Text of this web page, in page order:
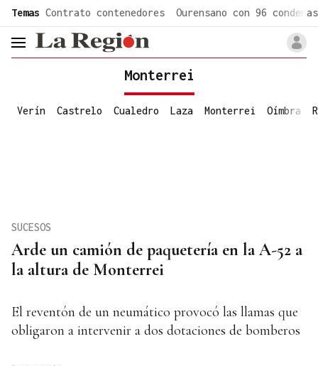
Temas Contrato contenedores Ourensano con 96 condenas
header.menu.open
Monterrei
Verín Castrelo Cualedro Laza Monterrei Oímbra
Arde un camión de paquetería en la A-52 a
la altura de Monterrei
SUCESOS
El reventón de un neumático provocó las llamas que
obligaron a intervenir a dos dotaciones de bomberos